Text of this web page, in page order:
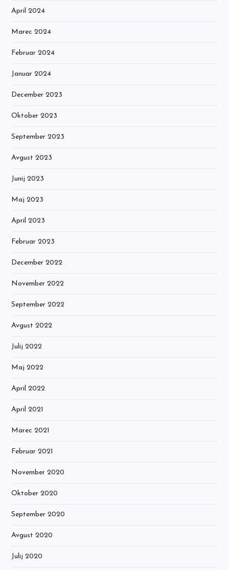
April 2024
Marec 2024
Februar 2024
Januar 2024
December 2023
Oktober 2023
September 2023
Avgust 2023
Junij 2023
Maj 2023
April 2023
Februar 2023
December 2022
November 2022
September 2022
Avgust 2022
Julij 2022
Maj 2022
April 2022
April 2021
Marec 2021
Februar 2021
November 2020
Oktober 2020
September 2020
Avgust 2020
Julij 2020